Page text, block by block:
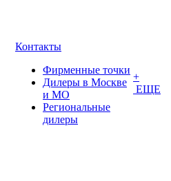
Контакты
Фирменные точки
Дилеры в Москве
и МО
Региональные
дилеры
+
ЕЩЕ